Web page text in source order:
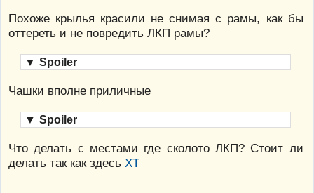
Похоже крылья красили не снимая с рамы, как бы
оттереть и не повредить ЛКП рамы?
▼ Spoiler
Чашки вполне приличные
▼ Spoiler
Что делать с местами где сколото ЛКП? Стоит ли
делать так как здесь ХТ